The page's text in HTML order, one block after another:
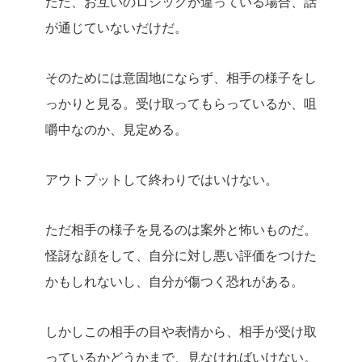
が通じていないだけだ。
そのためには意固地にならず、相手の様子をし
っかりと見る。受け取ってもらっているか、咀
嚼中なのか、見定める。
アウトプットして終わりではいけない。
ただ相手の様子を見るのは案外と怖いものだ。
怪訝な顔をして、自分に対し悪い評価をつけた
かもしれないし、自分が傷つく恐れがある。
しかしこの相手の目や表情から、相手が受け取
っているかどうかまで、見なければいけない。